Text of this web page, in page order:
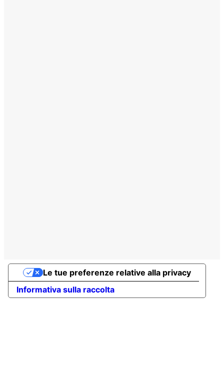
Informativa sulla raccolta
Le tue preferenze relative alla privacy